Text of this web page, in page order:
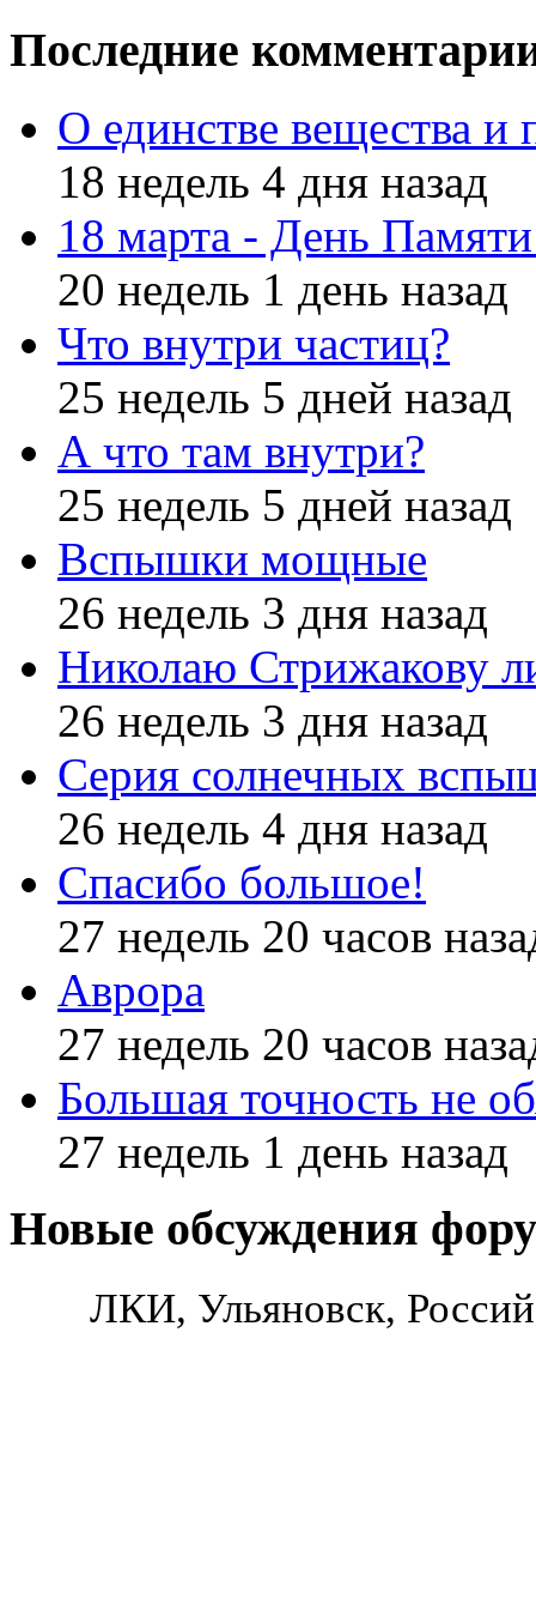
Последние
О единстве вещества и
18 недель 4 дня назад
18 марта - День
20 недель 1 день назад
Что внутри частиц?
25 недель 5 дней назад
А что там внутри?
25 недель 5 дней назад
Вспышки мощные
26 недель 3 дня назад
Николаю Стрижакову
26 недель 3 дня назад
Серия солнечных
26 недель 4 дня назад
Спасибо большое!
27 недель 20 часов
Аврора
27 недель 20 часов
Большая точность не
27 недель 1 день назад
Новые обсуждения
ЛКИ, Ульяновск,